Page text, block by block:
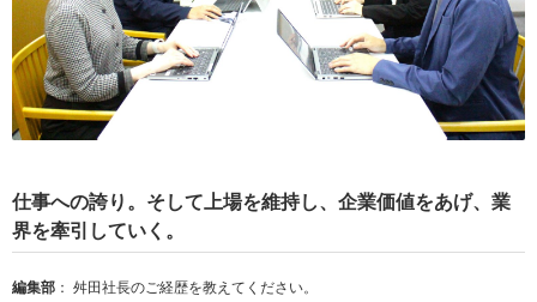
仕事への誇り。そして上場を維持し、企業価値をあげ、業
界を牽引していく。
編集部 ： 舛田社長のご経歴を教えてください。